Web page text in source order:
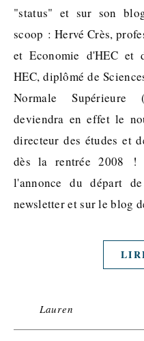
"status" et sur son
scoop : Hervé Crès,
et Economie d'HEC et
HEC, diplômé de
Normale Supérieure
deviendra en effet le
directeur des études et
dès la rentrée 2008 !
l'annonce du départ
newsletter et sur le blog
Lauren